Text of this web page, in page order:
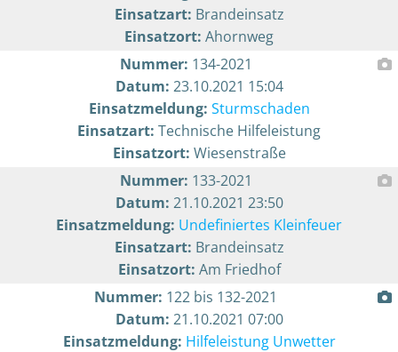
Einsatzart: Brandeinsatz
Einsatzort: Ahornweg
Nummer: 134-2021
Datum: 23.10.2021 15:04
Einsatzmeldung: Sturmschaden
Einsatzart: Technische Hilfeleistung
Einsatzort: Wiesenstraße
Nummer: 133-2021
Datum: 21.10.2021 23:50
Einsatzmeldung: Undefiniertes Kleinfeuer
Einsatzart: Brandeinsatz
Einsatzort: Am Friedhof
Nummer: 122 bis 132-2021
Datum: 21.10.2021 07:00
Einsatzmeldung: Hilfeleistung Unwetter